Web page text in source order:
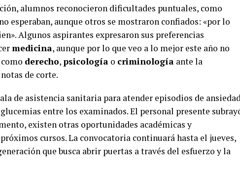
alumnos reconocieron dificultades puntuales, como
esperaban, aunque otros se mostraron confiados: «por lo
Algunos aspirantes expresaron sus preferencias
medicina, aunque por lo que veo a lo mejor este año no
derecho, psicología o criminología ante la
de corte.
de asistencia sanitaria para atender episodios de
entre los examinados.El personal presente
existen otras oportunidades académicas y
cursos. La convocatoria continuará hasta el jueves,
que busca abrir puertas a través del esfuerzo y la